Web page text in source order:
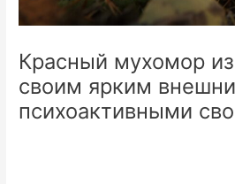
Красный мухомор
своим ярким
психоактивными